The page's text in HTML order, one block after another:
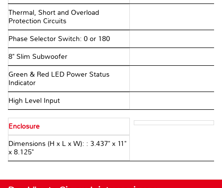
Thermal, Short and Overload
Protection Circuits
Phase Selector Switch: 0 or 180
8" Slim Subwoofer
Green & Red LED Power Status
Indicator
High Level Input
Enclosure
Dimensions (H x L x W): : 3.437" x 11"
x 8.125"